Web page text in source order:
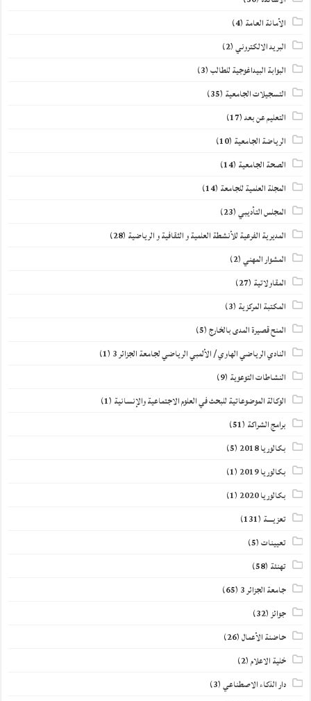
الأمانة العامة (4)
البريد الالكتروني(2)
البوابة البيداغوجية للطالب(3)
التسجيلات الجامعية (35)
التعليم عن بعد(17)
الرياضة الجامعية (10)
الصحة الجامعية (14)
المجلة العلمية للجامعة (14)
المجلس التأديبي(23)
المديرية الفرعية للأنشطة العلمية و الثقافية و الرياضية (28)
المشوار المهني(2)
المقاولاتية (27)
المكتبة المركزية (3)
المنح قصيرة المدى بالخارج(5)
النادي الرياضي الهاوي / الألمبي الرياضي لجامعة الجزائر 3 (1)
النشاطات التوعوية (9)
الوكالة الموضوعاتية للبحث في العلوم الاجتماعية والإنسانية (1)
برامج الشراكة (51)
بكالوريا 2018
(5)
بكالوريا 2019
(1)
بكالوريا 2020
(1)
تعزيــــة (131)
تعيينات(5)
تهنئة (58)
جامعة الجزائر 3 (65)
جوائز(32)
حاضنة الأعمال(26)
خلية الاعلام(2)
دار الذكاء الاصطناعي(3)